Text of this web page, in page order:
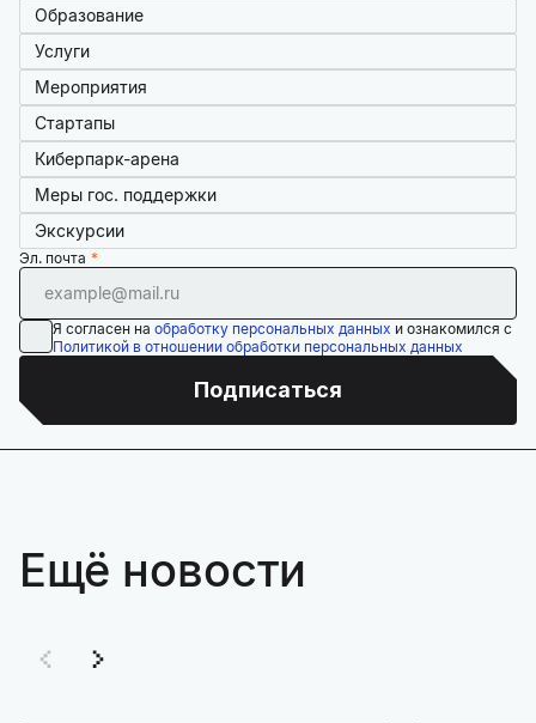
Образование
Услуги
Мероприятия
Стартапы
Киберпарк-арена
Меры гос. поддержки
Экскурсии
Эл. почта
Я согласен на обработку персональных данных и ознакомился с
Политикой в отношении обработки персональных данных
Подписаться
Ещё новости